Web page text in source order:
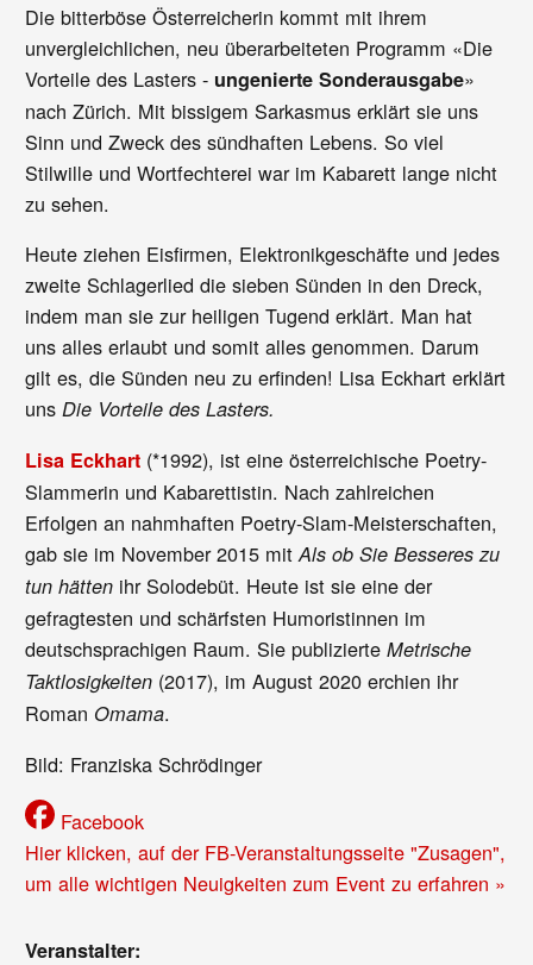
Die bitterböse Österreicherin kommt mit ihrem
unvergleichlichen, neu überarbeiteten Programm «Die
Vorteile des Lasters - ungenierte Sonderausgabe»
nach Zürich. Mit bissigem Sarkasmus erklärt sie uns
Sinn und Zweck des sündhaften Lebens. So viel
Stilwille und Wortfechterei war im Kabarett lange nicht
zu sehen.
Heute ziehen Eisfirmen, Elektronikgeschäfte und jedes
zweite Schlagerlied die sieben Sünden in den Dreck,
indem man sie zur heiligen Tugend erklärt. Man hat
uns alles erlaubt und somit alles genommen. Darum
gilt es, die Sünden neu zu erfinden! Lisa Eckhart erklärt
unsDie Vorteile des Lasters.
Lisa Eckhart (*1992), ist eine österreichische Poetry-
Slammerin und Kabarettistin. Nach zahlreichen
Erfolgen an nahmhaften Poetry-Slam-Meisterschaften,
gab sie im November 2015 mitAls ob Sie Besseres zu
tun hätten ihr Solodebüt. Heute ist sie eine der
gefragtesten und schärfsten Humoristinnen im
deutschsprachigen Raum. Sie publizierteMetrische
Taktlosigkeiten (2017), im August 2020 erchien ihr
Roman Omama.
Bild: Franziska Schrödinger
Facebook
Hier klicken, auf der FB-Veranstaltungsseite "Zusagen",
um alle wichtigen Neuigkeiten zum Event zu erfahren »
Veranstalter: